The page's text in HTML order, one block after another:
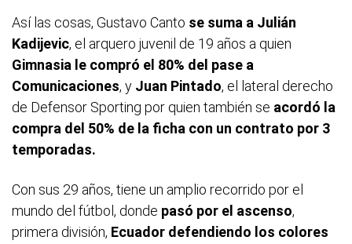
Así las cosas, Gustavo Canto se suma a Julián
Kadijevic, el arquero juvenil de 19 años a quien
Gimnasia le compró el 80% del pase a
Comunicaciones, y Juan Pintado, el lateral derecho
de Defensor Sporting por quien también se acordó la
compra del 50% de la ficha con un contrato por 3
temporadas.
Con sus 29 años, tiene un amplio recorrido por el
mundo del fútbol, donde pasó por el ascenso,
primera división, Ecuador defendiendo los colores